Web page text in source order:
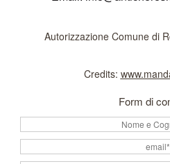
Autorizzazione Comune di
Credits:
Form di